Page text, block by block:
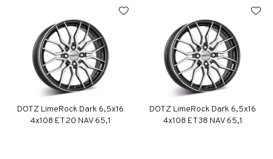
DOTZ LimeRock Dark 6,5x16
4x108 ET20 NAV 65,1
DOTZ LimeRock Dark 6,5x16
4x108 ET38 NAV 65,1